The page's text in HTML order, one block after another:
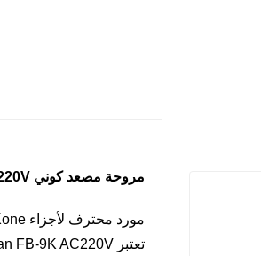
مروحة مصعد كوني FB-9K AC220V
مورد محترف لأجزاء Kone، خاصة بسعر جيد لمروحة Kone Elevator Fan FB-9K AC220V.